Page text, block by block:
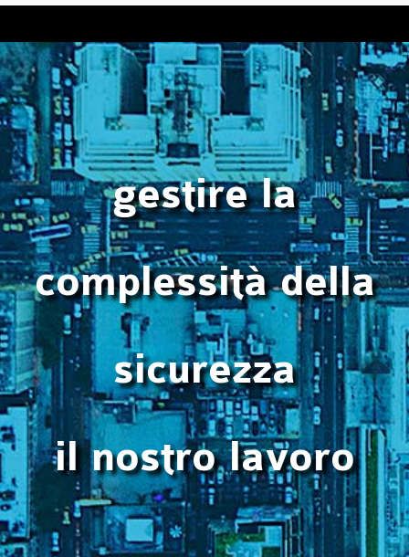
gestire la
complessità della
sicurezza
il nostro lavoro